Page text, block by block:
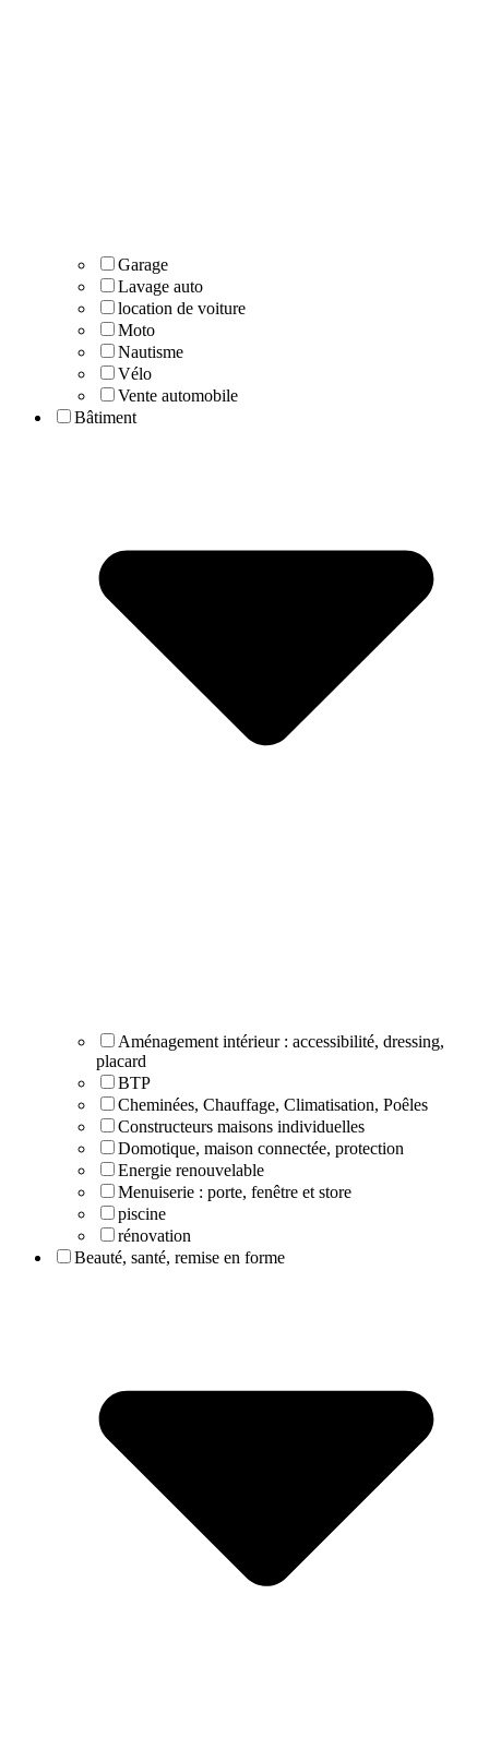
Garage
Lavage auto
location de voiture
Moto
Nautisme
Vélo
Vente automobile
Bâtiment
Aménagement intérieur : accessibilité, dressing,
placard
BTP
Cheminées, Chauffage, Climatisation, Poêles
Constructeurs maisons individuelles
Domotique, maison connectée, protection
Energie renouvelable
Menuiserie : porte, fenêtre et store
piscine
rénovation
Beauté, santé, remise en forme